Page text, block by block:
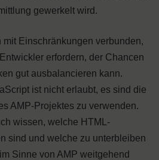
gewerkelt wird.
Einschränkungen verbunden,
erfordern, der Chancen
gut ausbalancieren kann.
ist nicht erlaubt, es sind die
AMP-Projektes zu verwenden.
wissen, welche HTML-
sind und welche zu unterbleiben
Sinne von AMP weitgehend